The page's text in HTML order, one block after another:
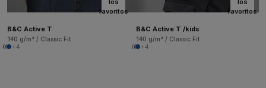
los
favoritos
B&C Active T
140 g/m² / Classic Fit
+4
los
favoritos
B&C Active T /kids
140 g/m² / Classic Fit
+4